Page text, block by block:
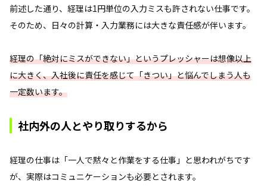
前述した通り、経理は1円単位の入力ミスも許されない仕事です。
そのため、日々の計算・入力業務には大きな責任感が伴います。
経理の「絶対にミスができない」というプレッシャーは想像以上
に大きく、入社後に責任を感じて「きつい」と悩んでしまう人も
一定数います。
社内外の人とやり取りするから
経理の仕事は「一人で黙々と作業をする仕事」と思われがちです
が、実際はコミュニケーションも必要とされます。